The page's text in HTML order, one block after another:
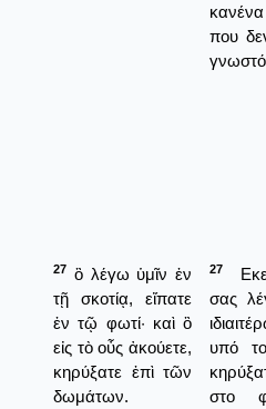
που
27 ὃ λέγω ὑμῖν ἐν
τῇ σκοτίᾳ, εἴπατε
ἐν τῷ φωτί· καὶ ὃ
εἰς τὸ οὖς ἀκούετε,
κηρύξατε ἐπὶ τῶν
δωμάτων.
27
σας
υπό
στο